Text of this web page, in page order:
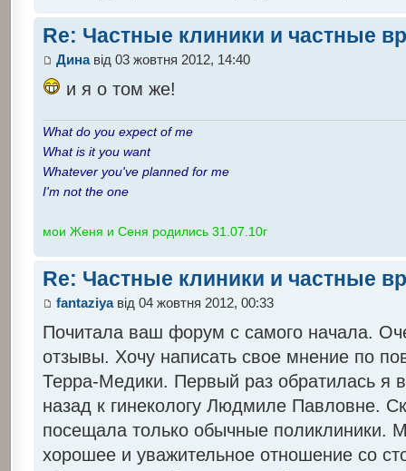
Re: Частные клиники и частные
Динавід 03 жовтня 2012, 14:40
и я о том же!
What do you expect of me
What is it you want
Whatever you've planned for me
I'm not the one
мои Женя и Сеня родились 31.07.10г
Re: Частные клиники и частные
fantaziyaвід 04 жовтня 2012, 00:33
Почитала ваш форум с самого начала.
отзывы. Хочу написать свое мнение по
Терра-Медики. Первый раз обратилась я в
назад к гинекологу Людмиле Павловне.
посещала только обычные поликлиники.
хорошее и уважительное отношение со